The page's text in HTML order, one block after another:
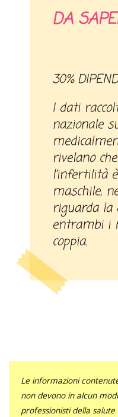
DA
30%
I dati
nazionale
rivelano
l’infertilità
maschile,
riguarda la
entrambi i
coppia.
Le informazioni
non devono in alcun
professionisti della